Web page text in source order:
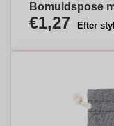
Bomuldspose
€1,27 Efter